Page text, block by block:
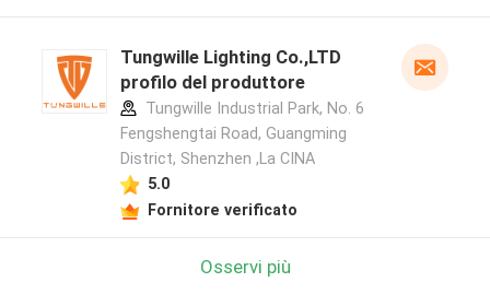
Tungwille Lighting Co.,LTD
profilo del produttore
Tungwille Industrial Park, No. 6
Fengshengtai Road, Guangming
District, Shenzhen ,La CINA
5.0
Fornitore verificato
Osservi più